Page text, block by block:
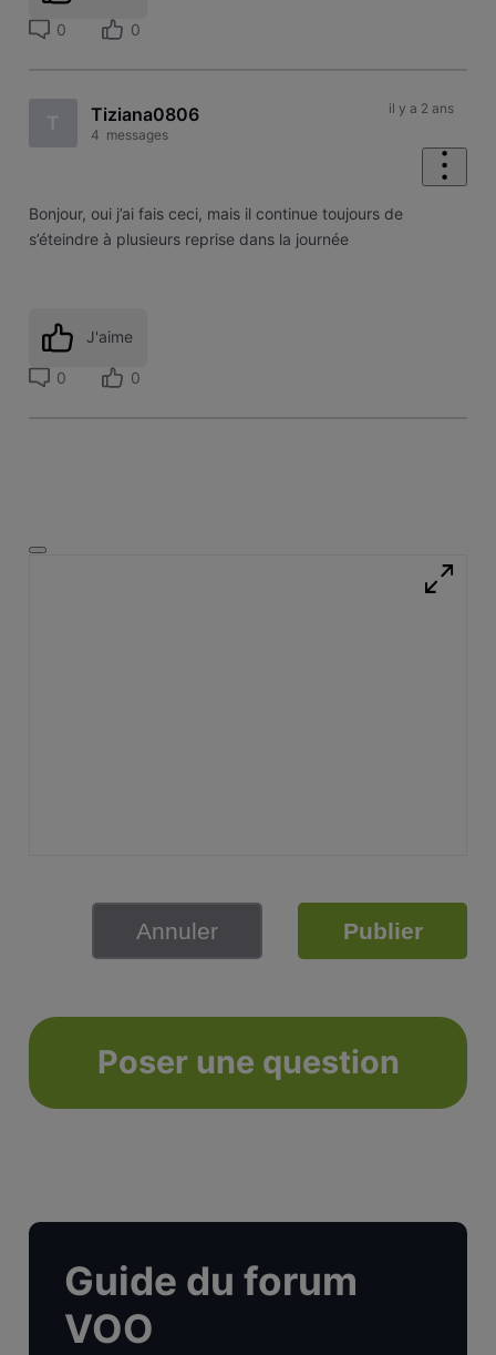
0 0
T Tiziana0806
4 messages
il y a 2 ans
Bonjour, oui j’ai fais ceci, mais il continue toujours de
s’éteindre à plusieurs reprise dans la journée
J'aime
0 0
Annuler Publier
Poser une question
Guide du forum
VOO